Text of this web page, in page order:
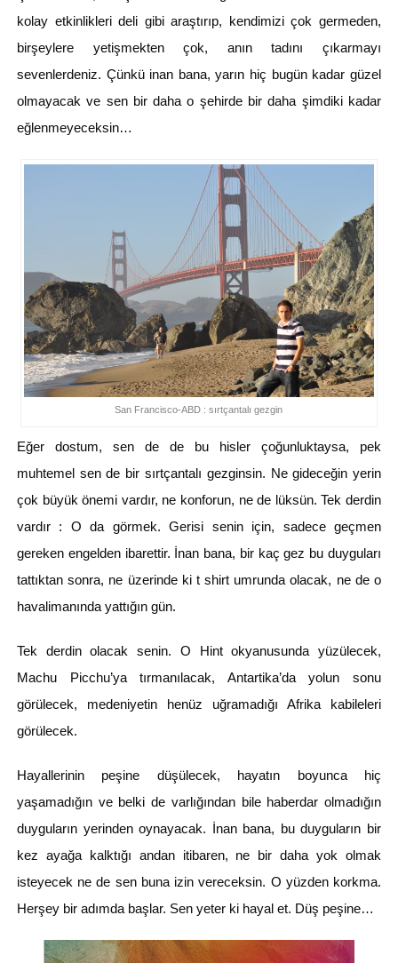
kolay etkinlikleri deli gibi araştırıp, kendimizi çok germeden,
birşeylere yetişmekten çok, anın tadını çıkarmayı
sevenlerdeniz. Çünkü inan bana, yarın hiç bugün kadar güzel
olmayacak ve sen bir daha o şehirde bir daha şimdiki kadar
eğlenmeyeceksin…
San Francisco-ABD : sırtçantalı gezgin
Eğer dostum, sen de de bu hisler çoğunluktaysa, pek
muhtemel sen de bir sırtçantalı gezginsin. Ne gideceğin yerin
çok büyük önemi vardır, ne konforun, ne de lüksün. Tek derdin
vardır : O da görmek. Gerisi senin için, sadece geçmen
gereken engelden ibarettir. İnan bana, bir kaç gez bu duyguları
tattıktan sonra, ne üzerinde ki t shirt umrunda olacak, ne de o
havalimanında yattığın gün.
Tek derdin olacak senin. O Hint okyanusunda yüzülecek,
Machu Picchu’ya tırmanılacak, Antartika’da yolun sonu
görülecek, medeniyetin henüz uğramadığı Afrika kabileleri
görülecek.
Hayallerinin peşine düşülecek, hayatın boyunca hiç
yaşamadığın ve belki de varlığından bile haberdar olmadığın
duyguların yerinden oynayacak. İnan bana, bu duyguların bir
kez ayağa kalktığı andan itibaren, ne bir daha yok olmak
isteyecek ne de sen buna izin vereceksin. O yüzden korkma.
Herşey bir adımda başlar. Sen yeter ki hayal et. Düş peşine…